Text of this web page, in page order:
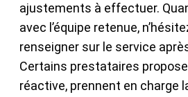
ajustements à effectuer.
avec l’équipe retenue,
renseigner sur le service
Certains prestataires
réactive, prennent en charge